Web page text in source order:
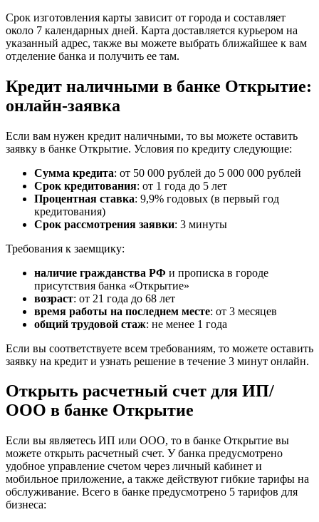
Срок изготовления карты зависит от города и составляет
около 7 календарных дней. Карта доставляется курьером на
указанный адрес, также вы можете выбрать ближайшее к вам
отделение банка и получить ее там.
Кредит наличными в банке Открытие:
онлайн-заявка
Если вам нужен кредит наличными, то вы можете оставить
заявку в банке Открытие. Условия по кредиту следующие:
Сумма кредита: от 50 000 рублей до 5 000 000 рублей
Срок кредитования: от 1 года до 5 лет
Процентная ставка: 9,9% годовых (в первый год
кредитования)
Срок рассмотрения заявки: 3 минуты
Требования к заемщику:
наличие гражданства РФ и прописка в городе
присутствия банка «Открытие»
возраст: от 21 года до 68 лет
время работы на последнем месте: от 3 месяцев
общий трудовой стаж: не менее 1 года
Если вы соответствуете всем требованиям, то можете оставить
заявку на кредит и узнать решение в течение 3 минут онлайн.
Открыть расчетный счет для ИП/
ООО в банке Открытие
Если вы являетесь ИП или ООО, то в банке Открытие вы
можете открыть расчетный счет. У банка предусмотрено
удобное управление счетом через личный кабинет и
мобильное приложение, а также действуют гибкие тарифы на
обслуживание. Всего в банке предусмотрено 5 тарифов для
бизнеса: